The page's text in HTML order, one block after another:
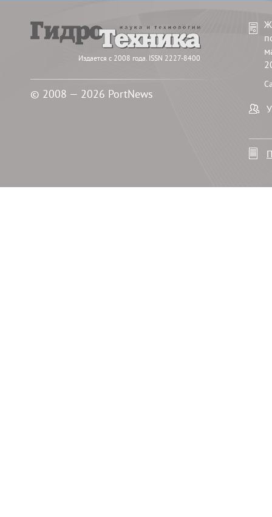
Издается с 2008 года. ISSN 2227-8400
© 2008 — 2026 PortNews